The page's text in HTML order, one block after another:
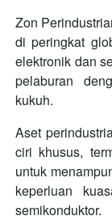
Zon
di peringkat
elektronik dan
pelaburan
kukuh.
Aset
ciri khusus,
untuk
keperluan
semikonduktor.